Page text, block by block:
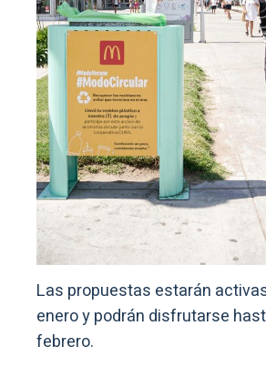
Las propuestas estarán
enero y podrán disfrutarse
febrero.